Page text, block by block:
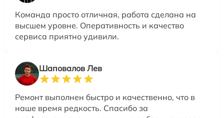
Команда просто отличная, работа сделана на
высшем уровне. Оперативность и качество
сервиса приятно удивили.
Шаповалов Лев
Ремонт выполнен быстро и качественно, что в
наше время редкость. Спасибо за